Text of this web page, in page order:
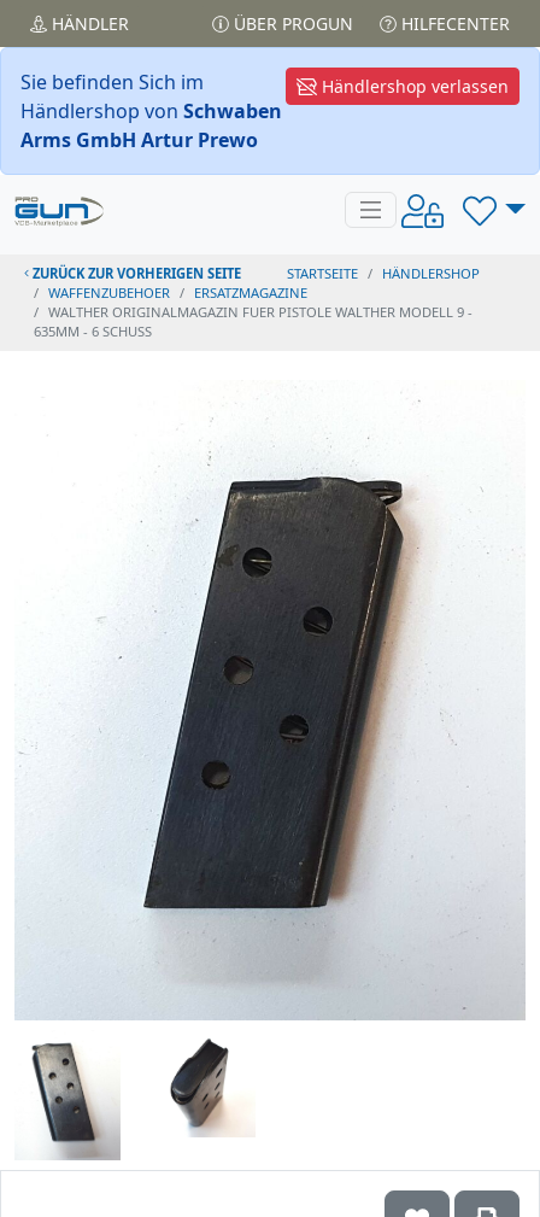
HÄNDLER ÜBER PROGUN HILFECENTER
Händlershop verlassen
Sie befinden Sich im
Händlershop von Schwaben
Arms GmbH Artur Prewo
ZURÜCK ZUR VORHERIGEN SEITE STARTSEITE
HÄNDLERSHOP
WAFFENZUBEHOER
ERSATZMAGAZINE
WALTHER ORIGINALMAGAZIN FUER PISTOLE WALTHER MODELL 9 -
635MM - 6 SCHUSS